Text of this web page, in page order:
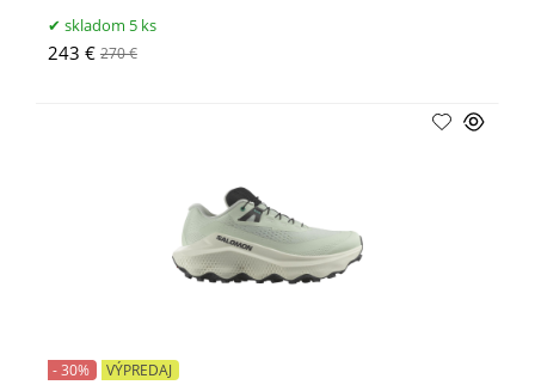
skladom 5 ks
243 € 270 €
- 30% VÝPREDAJ